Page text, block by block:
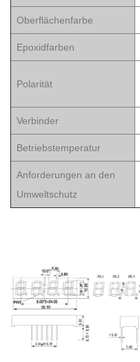
Oberflächenfarbe
Epoxidfarben
Polarität
Verbinder
Betriebstemperatur
Anforderungen an den
Umweltschutz